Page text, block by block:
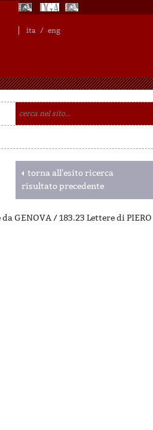
ita / eng
torna all'esito ricerca
risultato precedente
GENOVA / 183.23 Lettere di PIERO